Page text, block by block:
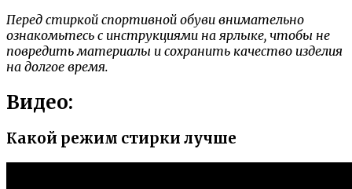
Перед стиркой спортивной обуви внимательно
ознакомьтесь с инструкциями на ярлыке, чтобы не
повредить материалы и сохранить качество изделия
на долгое время.
Видео:
Какой режим стирки лучше